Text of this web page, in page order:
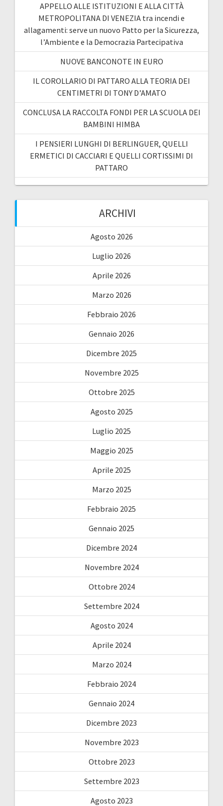
APPELLO ALLE ISTITUZIONI E ALLA CITTÀ
METROPOLITANA DI VENEZIA tra incendi e
allagamenti: serve un nuovo Patto per la Sicurezza,
l’Ambiente e la Democrazia Partecipativa
NUOVE BANCONOTE IN EURO
IL COROLLARIO DI PATTARO ALLA TEORIA DEI
CENTIMETRI DI TONY D’AMATO
CONCLUSA LA RACCOLTA FONDI PER LA SCUOLA DEI
BAMBINI HIMBA
I PENSIERI LUNGHI DI BERLINGUER, QUELLI
ERMETICI DI CACCIARI E QUELLI CORTISSIMI DI
PATTARO
ARCHIVI
Agosto 2026
Luglio 2026
Aprile 2026
Marzo 2026
Febbraio 2026
Gennaio 2026
Dicembre 2025
Novembre 2025
Ottobre 2025
Agosto 2025
Luglio 2025
Maggio 2025
Aprile 2025
Marzo 2025
Febbraio 2025
Gennaio 2025
Dicembre 2024
Novembre 2024
Ottobre 2024
Settembre 2024
Agosto 2024
Aprile 2024
Marzo 2024
Febbraio 2024
Gennaio 2024
Dicembre 2023
Novembre 2023
Ottobre 2023
Settembre 2023
Agosto 2023